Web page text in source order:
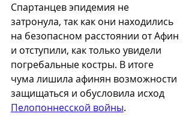
Спартанцев эпидемия не
затронула, так как они находились
на безопасном расстоянии от Афин
и отступили, как только увидели
погребальные костры. В итоге
чума лишила афинян возможности
защищаться и обусловила исход
Пелопоннесской войны.